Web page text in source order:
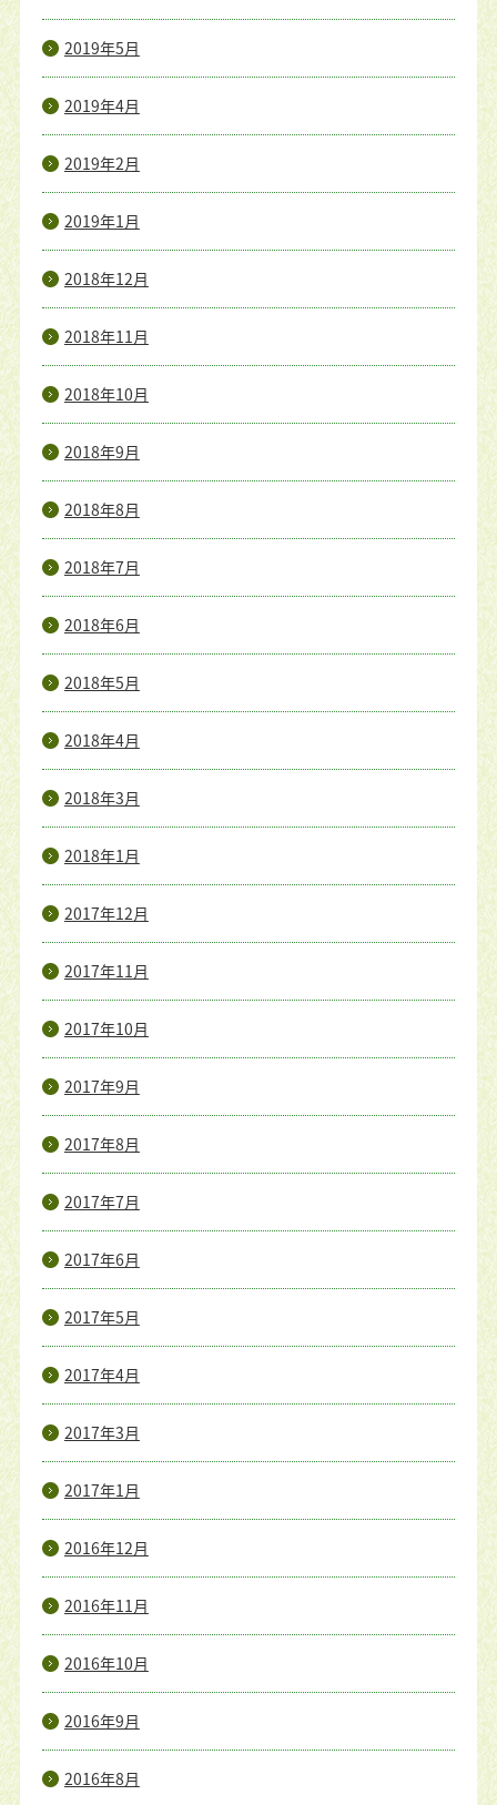
2019年5月
2019年4月
2019年2月
2019年1月
2018年12月
2018年11月
2018年10月
2018年9月
2018年8月
2018年7月
2018年6月
2018年5月
2018年4月
2018年3月
2018年1月
2017年12月
2017年11月
2017年10月
2017年9月
2017年8月
2017年7月
2017年6月
2017年5月
2017年4月
2017年3月
2017年1月
2016年12月
2016年11月
2016年10月
2016年9月
2016年8月